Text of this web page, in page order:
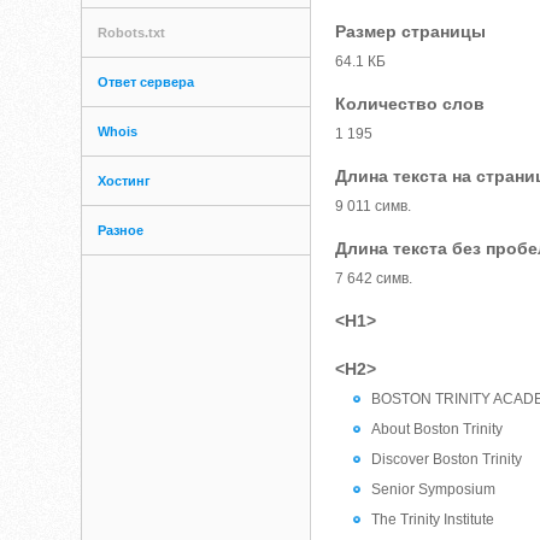
Robots.txt
Ответ сервера
Whois
Хостинг
Разное
Размер страницы
64.1 КБ
Количество слов
1 195
Длина текста на
9 011 симв.
Длина текста без
7 642 симв.
<H1>
<H2>
BOSTON TRINITY
About Boston Trinity
Discover Boston Trinity
Senior Symposium
The Trinity Institute